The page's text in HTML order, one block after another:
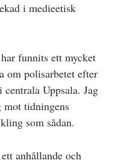
i medieetisk
funnits ett mycket
om polisarbetet efter
Uppsala. Jag
mot tidningens
som sådan.
anhållande och